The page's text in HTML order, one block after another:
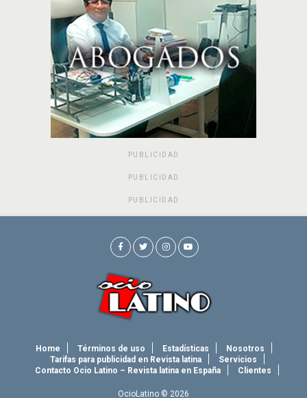
PUBLICIDAD
PUBLICIDAD
PUBLICIDAD
Home Términos de uso Estadísticas
Nosotros
Tarifas para publicidad en Revista latina
Servicios
Contacto Ocio Latino – Revista latina en España
Clientes
OcioLatino © 2026